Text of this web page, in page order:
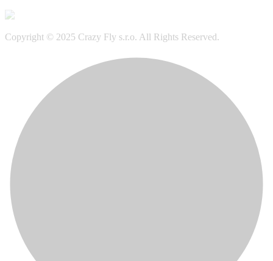
Copyright © 2025 Crazy Fly s.r.o. All Rights Reserved.